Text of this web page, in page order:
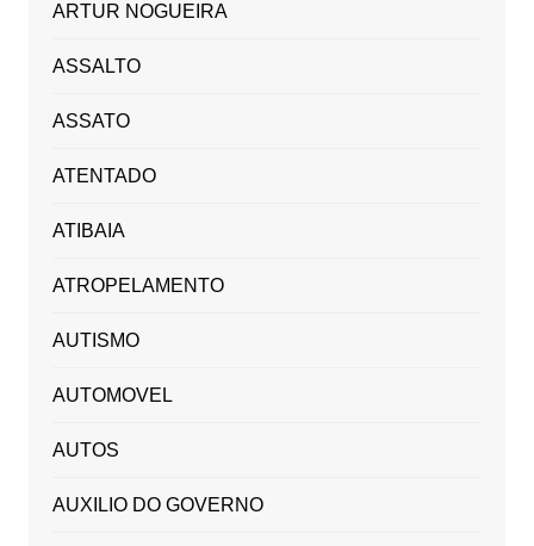
ARTUR NOGUEIRA
ASSALTO
ASSATO
ATENTADO
ATIBAIA
ATROPELAMENTO
AUTISMO
AUTOMOVEL
AUTOS
AUXILIO DO GOVERNO